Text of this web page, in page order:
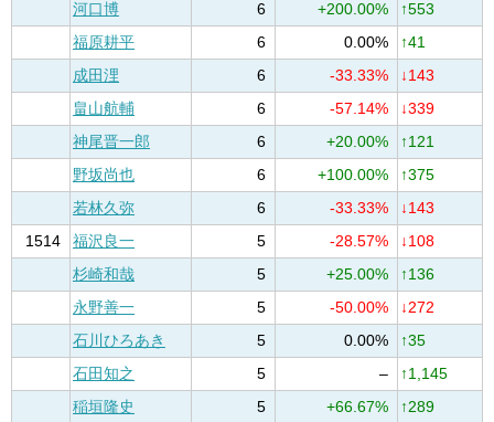
河口博
6 +200.00%
↑553
福原耕平
6 0.00%
↑41
成田浬
6 -33.33%
↓143
畠山航輔
6 -57.14%
↓339
神尾晋一郎
6 +20.00%
↑121
野坂尚也
6 +100.00%
↑375
若林久弥
6 -33.33%
↓143
1514
福沢良一 5 -28.57%
↓108
杉崎和哉
5 +25.00%
↑136
永野善一
5 -50.00%
↓272
石川ひろあき
5 0.00%
↑35
石田知之
5 –
↑1,145
稲垣隆史
5 +66.67%
↑289